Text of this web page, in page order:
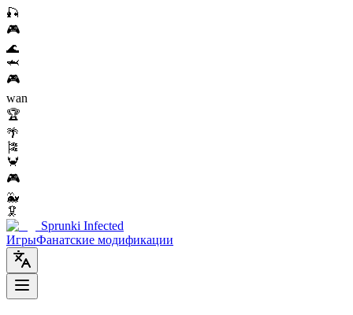
🎣
🎮
🌊
🦈
🎮
wan
🏆
🌴
🎏
🦀
🎮
🐳
🦑
Sprunki Infected
ИгрыФанатские модификации